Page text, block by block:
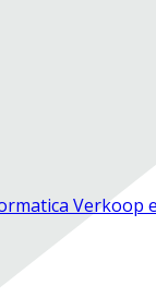
Verkoop